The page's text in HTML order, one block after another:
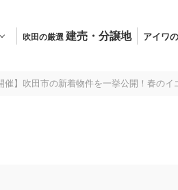
吹田の厳選 建売・分譲地 アイワの
催】吹田市の新着物件を一挙公開！春の